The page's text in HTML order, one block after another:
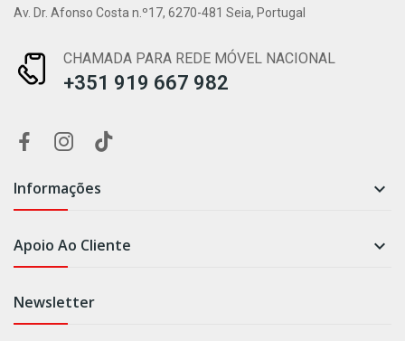
Av. Dr. Afonso Costa n.º17, 6270-481 Seia, Portugal
CHAMADA PARA REDE MÓVEL NACIONAL
+351 919 667 982
Informações 
Apoio Ao Cliente 
Newsletter